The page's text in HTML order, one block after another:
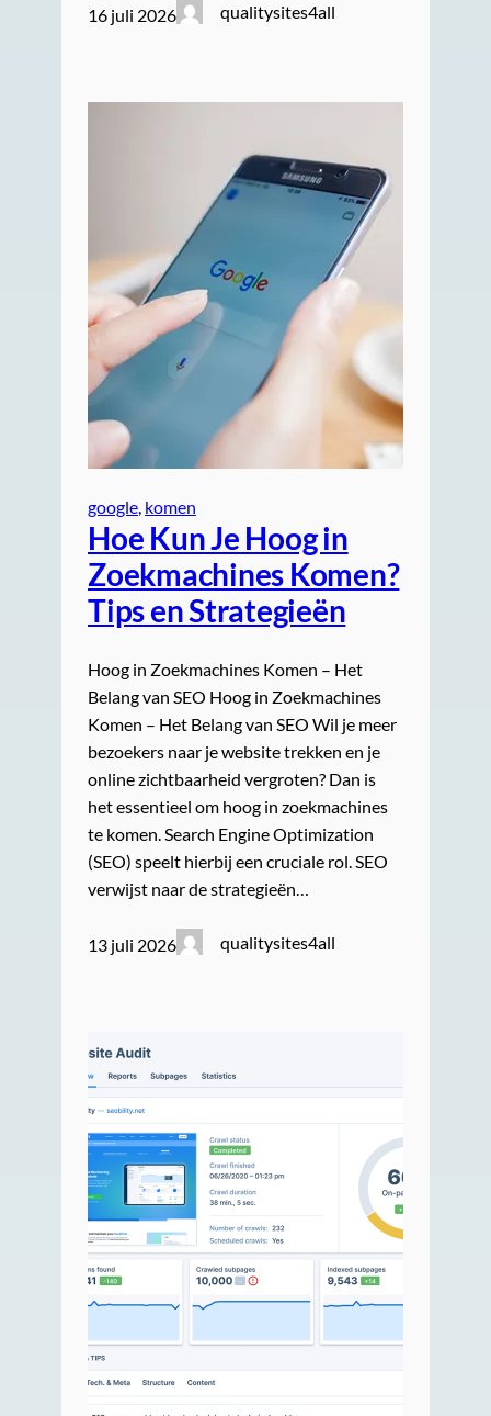
16 juli 2026 qualitysites4all
google komen
Hoe Kun Je Hoog in
Zoekmachines Komen?
Tips en Strategieën
Hoog in Zoekmachines Komen – Het
Belang van SEO Hoog in Zoekmachines
Komen – Het Belang van SEO Wil je meer
bezoekers naar je website trekken en je
online zichtbaarheid vergroten? Dan is
het essentieel om hoog in zoekmachines
te komen. Search Engine Optimization
(SEO) speelt hierbij een cruciale rol. SEO
verwijst naar de strategieën…
13 juli 2026 qualitysites4all